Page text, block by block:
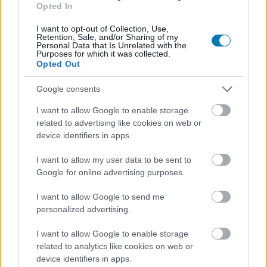
Opted In
I want to opt-out of Collection, Use,
Retention, Sale, and/or Sharing of my
Personal Data that Is Unrelated with the
Purposes for which it was collected.
Opted Out
Google consents
I want to allow Google to enable storage
related to advertising like cookies on web or
device identifiers in apps.
I want to allow my user data to be sent to
Google for online advertising purposes.
I want to allow Google to send me
personalized advertising.
I want to allow Google to enable storage
related to analytics like cookies on web or
device identifiers in apps.
Európa mobiljátékosai
milliárdokat termelnek
Csirke|2026 június 3. 19:02
A King új jelentése szerint a szektor már
stratégiai iparágnak számít.
Unmute Loaded:
21.02%
A mobiljátékokról még mindig sokan hajlamosak
legyintve beszélni, mintha a videojáték-ipar könnyedebb,
kevésbé fontos mellékága lenne, pedig a számok
egészen mást mutatnak. A King megbízásából, a
Nordicity közreműködésével készült Mobile Matters